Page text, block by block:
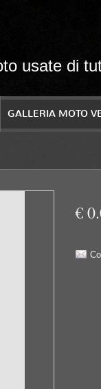
usate di
GALLERIA MOTO
€